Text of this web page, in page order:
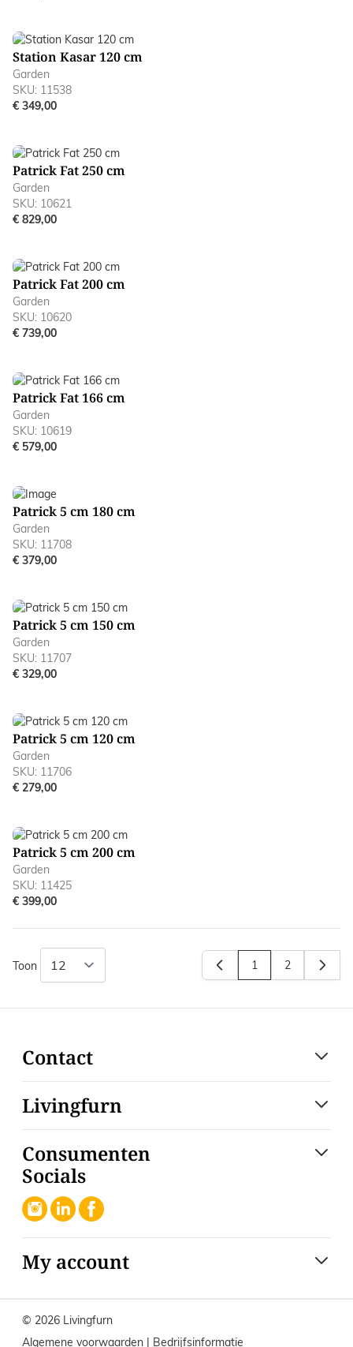
Station Kasar 120 cm
Garden
SKU: 11538
€ 349,00
Patrick Fat 250 cm
Garden
SKU: 10621
€ 829,00
Patrick Fat 200 cm
Garden
SKU: 10620
€ 739,00
Patrick Fat 166 cm
Garden
SKU: 10619
€ 579,00
Patrick 5 cm 180 cm
Garden
SKU: 11708
€ 379,00
Patrick 5 cm 150 cm
Garden
SKU: 11707
€ 329,00
Patrick 5 cm 120 cm
Garden
SKU: 11706
€ 279,00
Patrick 5 cm 200 cm
Garden
SKU: 11425
€ 399,00
U lees momenteel
1 Pagina
2
Toon
Contact
Livingfurn
Consumenten
Socials
My account
© 2026 Livingfurn
Algemene voorwaarden | Bedrijfsinformatie